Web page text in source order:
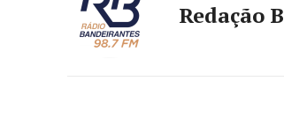
Redação